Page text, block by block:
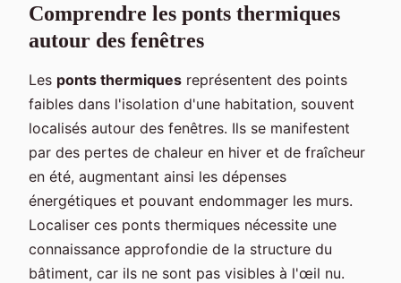
Comprendre les ponts thermiques
autour des fenêtres
Les ponts thermiques représentent des points
faibles dans l'isolation d'une habitation, souvent
localisés autour des fenêtres. Ils se manifestent
par des pertes de chaleur en hiver et de fraîcheur
en été, augmentant ainsi les dépenses
énergétiques et pouvant endommager les murs.
Localiser ces ponts thermiques nécessite une
connaissance approfondie de la structure du
bâtiment, car ils ne sont pas visibles à l'œil nu.